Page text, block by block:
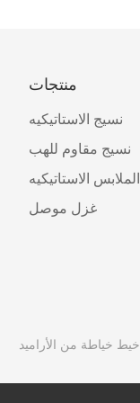
منتجات
نسيج الاستاتيكيه
نسيج مقاوم للهب
الملابس الاستاتيكيه
غزل موصل
خيط خياطة من الأراميد